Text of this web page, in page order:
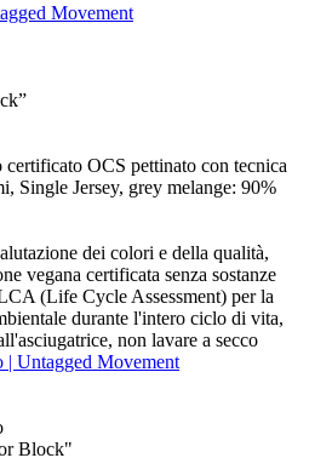
Movement
certificato OCS pettinato con tecnica
Single Jersey, grey melange: 90%
dei colori e della qualità,
vegana certificata senza sostanze
(Life Cycle Assessment) per la
durante l'intero ciclo di vita,
non lavare a secco
Untagged Movement
Block"